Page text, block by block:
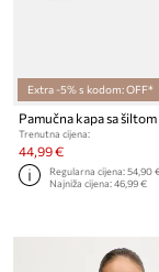
Extra -5% s kodom: OFF*
Trenutna cijena:
44,99 €
Regularna cijena:54,90
Najniža cijena:46,99 €